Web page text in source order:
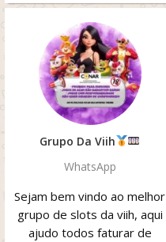
Grupo Da Viih
WhatsApp
Sejam bem vindo ao melhor
grupo de slots da viih, aqui
ajudo todos faturar de